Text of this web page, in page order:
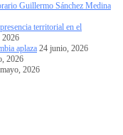
Guillermo Sánchez Medina
territorial en el
aplaza 24 junio, 2026
2026
2026